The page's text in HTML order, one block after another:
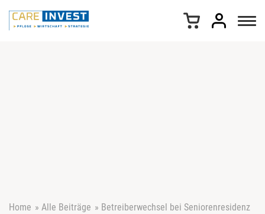
Home » Alle Beiträge » Betreiberwechsel bei Seniorenresidenz